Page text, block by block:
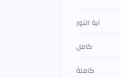
آية النور
كامل
كاملة